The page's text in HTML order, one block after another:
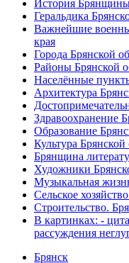
История
Геральдика
Важнейшие
края
Города Брянской
Районы Брянской
Населённые
Архитектура
Здравоохранение
Образование
Культура Брянской
Брянщина
Художники
Музыкальная
Сельское
Строительство.
В картинках: -
рассуждения
Брянск